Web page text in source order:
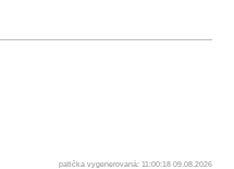
patička vygenerovaná: 11:00:18 09.08.2026